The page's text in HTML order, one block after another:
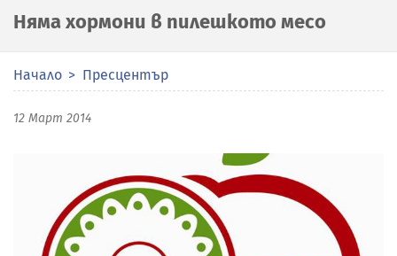
Няма хормони в пилешкото месо
Начало Пресцентър
12 Март 2014